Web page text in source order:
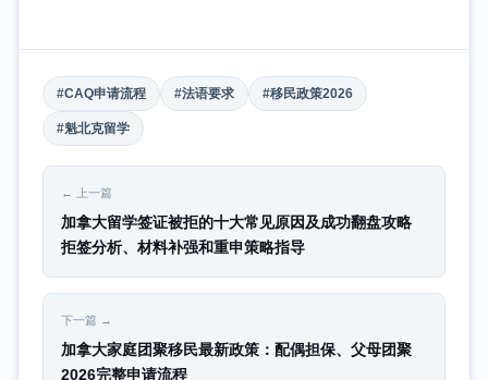
#CAQ申请流程 #法语要求 #移民政策2026
#魁北克留学
← 上一篇
加拿大留学签证被拒的十大常见原因及成功翻盘攻略
拒签分析、材料补强和重申策略指导
下一篇 →
加拿大家庭团聚移民最新政策：配偶担保、父母团聚
2026完整申请流程